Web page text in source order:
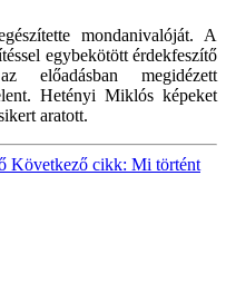
mondanivalóját. A
egybekötött érdekfeszítő
előadásban megidézett
Hetényi Miklós képeket
aratott.
Következő cikk: Mi történt